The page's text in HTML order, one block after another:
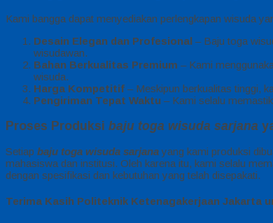
Kami bangga dapat menyediakan perlengkapan wisuda
Desain Elegan dan Profesional – Baju toga
wisudawan.
Bahan Berkualitas Premium – Kami
wisuda.
Harga Kompetitif – Meskipun berkualitas tinggi,
Pengiriman Tepat Waktu – Kami selalu
Proses Produksi baju toga wisuda sarjana
Setiap baju toga wisuda sarjanayang kami produksi
mahasiswa dan institusi. Oleh karena itu, kami selalu
dengan spesifikasi dan kebutuhan yang telah disepakati.
Terima Kasih Politeknik Ketenagakerjaan Jakarta